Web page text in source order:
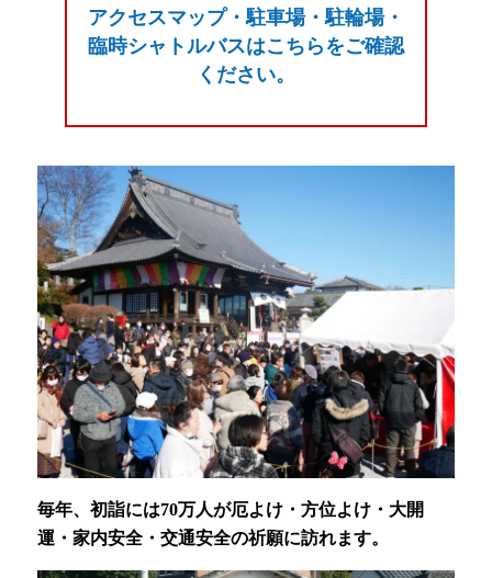
アクセスマップ・駐車場・駐輪場・
臨時シャトルバスはこちらをご確認
ください。
毎年、初詣には70万人が厄よけ・方位よけ・大開
運・家内安全・交通安全の祈願に訪れます。